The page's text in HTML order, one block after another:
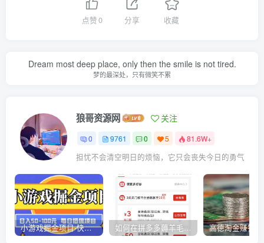
点赞0 分享 收藏
Dream most deep place, only then the smile is not tired.
梦的最深处，只有微笑不累
狼哥资源网 关注
0 9761 0 5 81.6W+
担忧不会清空明日的烦恼，它只会丧失今日的勇气
小游戏掘金项目-快手商业养机教程（小游戏养机） 如何在拼多多薅羊毛，教你撸品台无门槛优惠券，一单利润50-300！